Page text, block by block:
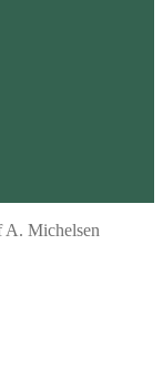
A. Michelsen